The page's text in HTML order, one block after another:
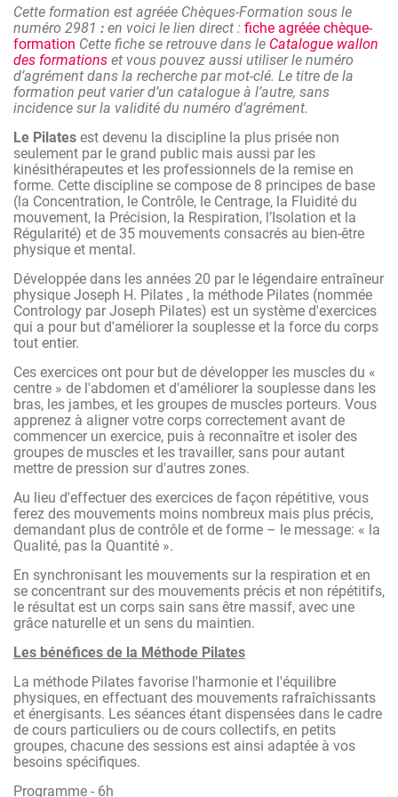
Il s’agit d’une approche pratique d’une série de
mouvements basés principalement sur l’éveil de la
conscience des muscles et des articulations, l’amélioration,
l’augmentation de la souplesse de la cage thoracique et du
diaphragme,… pour équilibrer le corps et améliorer la
posture.
Le credo : Relâcher pour aller mieux vers l’étirement
Les exercices abordés conviennent tout particulièrement
pour les personnes trop longtemps assises derrière un
bureau et/ou aux personnes souffrant du dos ou en
réhabilitation,...
Ce programme vise à améliorer la santé générale, à
diminuer les douleurs de dos et d'épaules, le stress et la
tension et à accroître la concentration, l'équilibre et la
coordination.
Cette formation est agréée Chèques-Formation sous le
numéro 2981 : en voici le lien direct : fiche agréée chèque-
formation Cette fiche se retrouve dans le Catalogue wallon
des formations et vous pouvez aussi utiliser le numéro
d’agrément dans la recherche par mot-clé. Le titre de la
formation peut varier d’un catalogue à l’autre, sans
incidence sur la validité du numéro d’agrément.
Le Pilates est devenu la discipline la plus prisée non
seulement par le grand public mais aussi par les
kinésithérapeutes et les professionnels de la remise en
forme. Cette discipline se compose de 8 principes de base
(la Concentration, le Contrôle, le Centrage, la Fluidité du
mouvement, la Précision, la Respiration, l’Isolation et la
Régularité) et de 35 mouvements consacrés au bien-être
physique et mental.
Développée dans les années 20 par le légendaire entraîneur
physique Joseph H. Pilates , la méthode Pilates (nommée
Contrology par Joseph Pilates) est un système d'exercices
qui a pour but d'améliorer la souplesse et la force du corps
tout entier.
Ces exercices ont pour but de développer les muscles du «
centre » de l'abdomen et d'améliorer la souplesse dans les
bras, les jambes, et les groupes de muscles porteurs. Vous
apprenez à aligner votre corps correctement avant de
commencer un exercice, puis à reconnaître et isoler des
groupes de muscles et les travailler, sans pour autant
mettre de pression sur d'autres zones.
Au lieu d'effectuer des exercices de façon répétitive, vous
ferez des mouvements moins nombreux mais plus précis,
demandant plus de contrôle et de forme – le message: « la
Qualité, pas la Quantité ».
En synchronisant les mouvements sur la respiration et en
se concentrant sur des mouvements précis et non répétitifs,
le résultat est un corps sain sans être massif, avec une
grâce naturelle et un sens du maintien.
Les bénéfices de la Méthode Pilates
La méthode Pilates favorise l'harmonie et l'équilibre
physiques, en effectuant des mouvements rafraîchissants
et énergisants. Les séances étant dispensées dans le cadre
de cours particuliers ou de cours collectifs, en petits
groupes, chacune des sessions est ainsi adaptée à vos
besoins spécifiques.
Programme - 6h